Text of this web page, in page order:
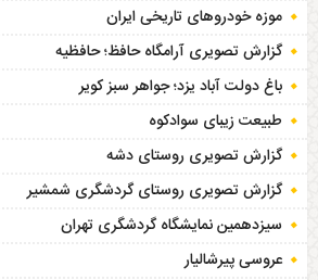
موزه خودروهای تاریخی ایران
گزارش تصویری آرامگاه حافظ؛ حافظیه‎
باغ دولت آباد یزد؛ جواهر سبز کویر
طبیعت زیبای سوادکوه
گزارش تصویری روستای دشه
گزارش تصویری روستای گردشگری شمشیر
سیزدهمین نمایشگاه گردشگری تهران
عروسی پیرشالیار